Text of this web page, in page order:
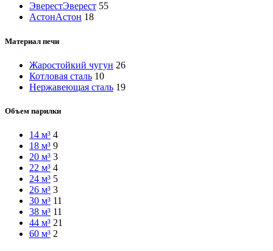
ЭверестЭверест 55
АстонАстон 18
Материал печи
Жаростойкий чугун 26
Котловая сталь 10
Нержавеющая сталь 19
Объем парилки
14 м³ 4
18 м³ 9
20 м³ 3
22 м³ 4
24 м³ 5
26 м³ 3
30 м³ 11
38 м³ 11
44 м³ 21
60 м³ 2